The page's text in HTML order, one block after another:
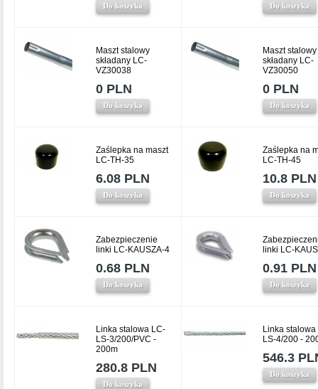
Do koszyka Do koszyka
Maszt stalowy
składany LC-
VZ30038
0 PLN
Do koszyka
Maszt stalowy
składany LC-
VZ30050
0 PLN
Do koszyka
Zaślepka na maszt
LC-TH-35
6.08 PLN
Do koszyka
Zaślepka na
LC-TH-45
10.8 PLN
Do koszyka
Zabezpieczenie
linki LC-KAUSZA-4
0.68 PLN
Do koszyka
linki LC-
0.91 PLN
Do koszyka
Linka stalowa LC-
LS-3/200/PVC -
200m
280.8 PLN
Do koszyka
Linka stalowa
LS-4/200 -
546.3
Do koszyka